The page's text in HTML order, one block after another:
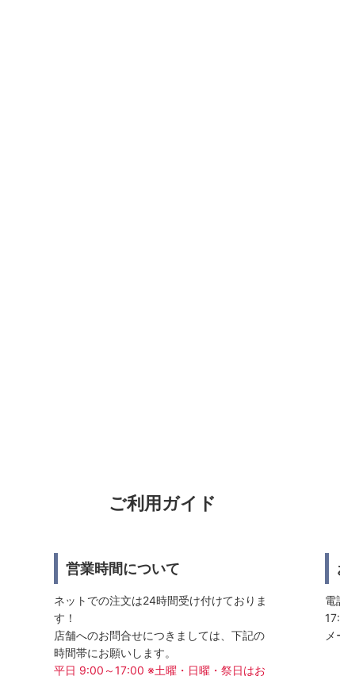
ご利用ガイド
営業時間について
ネットでの注文は24時間受け付けておりま
す！
店舗へのお問合せにつきましては、下記の
時間帯にお願いします。
平日 9:00～17:00 ※土曜・日曜・祭日はお
電